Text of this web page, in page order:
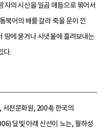
자의 시신을 일곱 매듭으로 묶어서
북어의 배를 갈라 죽을 운이 낀
땅에 묻거나 시냇물에 흘려보내는
다.
천문화원, 2004) 한국의
달빛 아래 신선이 노는, 월하성